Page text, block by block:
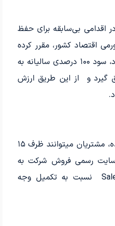
اقدامی بی‌سابقه برای حفظ
اقتصاد کشور، مقرر کرده
تا در صورت انصراف از قرارداد، سود ۱۰۰ درصدی سالیانه به
گیرد و از این طریق ارزش
بر اساس دعوتنامه صادر شده، مشتریان می‎توانند ظرف ۱۵
رسمی فروش شرکت به
نشانی Sales.arian-diesel.com نسبت به تکمیل وجه